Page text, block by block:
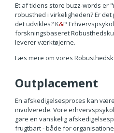
Et af tidens store buzz-words er
robusthed i virkeligheden? Er
det udvikles? K&P
forskningsbaseret
leverer værktøjerne.
Læs mere om vores
Outplacement
En afskedigelsesproces kan
involverede. Vore
gøre en vanskelig
frugtbart - både for